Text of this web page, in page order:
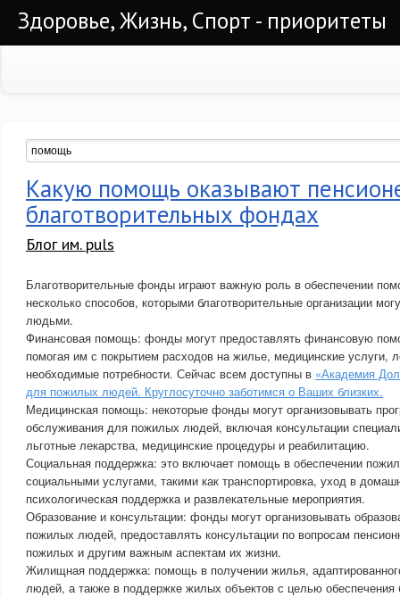
Здоровье, Жизнь, Спорт - приоритеты
Какую помощь оказывают
благотворительных фондах
Блог им. puls
Благотворительные фонды играют важную роль в обеспечении
несколько способов, которыми благотворительные организации
людьми.
Финансовая помощь: фонды могут предоставлять финансовую
помогая им с покрытием расходов на жилье, медицинские услуги,
необходимые потребности. Сейчас всем доступны в «Академия
для пожилых людей. Круглосуточно заботимся о Ваших близких.
Медицинская помощь: некоторые фонды могут организовывать
обслуживания для пожилых людей, включая консультации
льготные лекарства, медицинские процедуры и реабилитацию.
Социальная поддержка: это включает помощь в обеспечении
социальными услугами, такими как транспортировка, уход в
психологическая поддержка и развлекательные мероприятия.
Образование и консультации: фонды могут организовывать
пожилых людей, предоставлять консультации по вопросам
пожилых и другим важным аспектам их жизни.
Жилищная поддержка: помощь в получении жилья,
людей, а также в поддержке жилых объектов с целью обеспечения